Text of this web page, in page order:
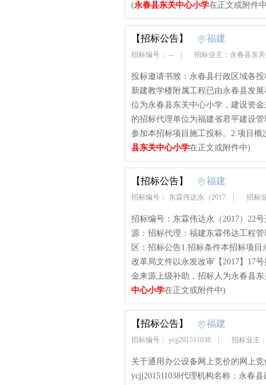
(永春县东关中心小学在正文或附件
【招标公告】 福建
招标编号： -- 招标业主：永春县东
投标邀请书致：永春县行政区域各
新建教学楼附属工程已由永春县发
位为永春县东关中心小学，建设资
的招标代理单位为福建省君平建设
参加本招标项目施工投标。2.项目
县东关中心小学在正文或附件中)
【招标公告】 福建
招标编号： 东霖伟达永（2017 招标
招标编号：东霖伟达永（2017）22
源：招标代理：福建东霖伟达工程
区：招标公告1.招标条件本招标项
改革局文件以永发改审【2017】17
金来源上级补助，招标人为永春县
中心小学在正文或附件中)
【招标公告】 福建
招标编号： ycjj201511038 招标业主
关于通用办公设备网上竞价的网上
ycjj201511038代理机构名称：永春